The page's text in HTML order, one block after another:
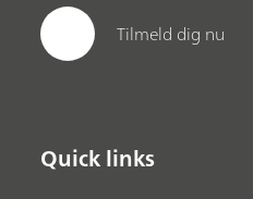
Tilmeld dig nu
Quick links